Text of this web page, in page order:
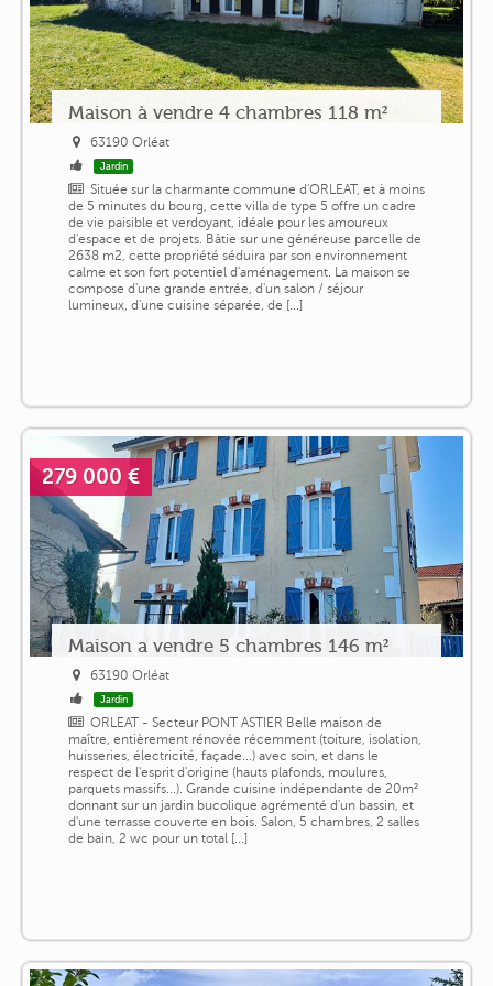
Maison à vendre 4 chambres 118 m²
63190 Orléat
Jardin
Située sur la charmante commune d'ORLEAT, et à moins
de 5 minutes du bourg, cette villa de type 5 offre un cadre
de vie paisible et verdoyant, idéale pour les amoureux
d'espace et de projets. Bâtie sur une généreuse parcelle de
2638 m2, cette propriété séduira par son environnement
calme et son fort potentiel d'aménagement. La maison se
compose d'une grande entrée, d'un salon / séjour
lumineux, d'une cuisine séparée, de [...]
279 000 €
Maison a vendre 5 chambres 146 m²
63190 Orléat
Jardin
ORLEAT - Secteur PONT ASTIER Belle maison de
maître, entièrement rénovée récemment (toiture, isolation,
huisseries, électricité, façade...) avec soin, et dans le
respect de l'esprit d'origine (hauts plafonds, moulures,
parquets massifs...). Grande cuisine indépendante de 20m²
donnant sur un jardin bucolique agrémenté d'un bassin, et
d'une terrasse couverte en bois. Salon, 5 chambres, 2 salles
de bain, 2 wc pour un total [...]